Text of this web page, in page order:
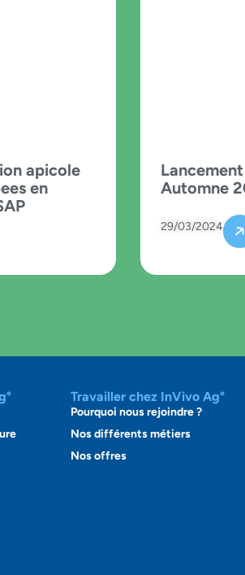
apicole
en
Automne
29/03/2024
Travailler chez InVivo Ag°
Pourquoi nous rejoindre ?
Nos différents métiers
Nos offres